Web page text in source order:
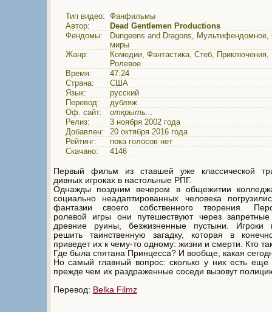
Тип видео: Фанфильмы
Автор:
Dead Gentlemen Productions
Фендомы:
Dungeons and Dragons, Мультифендомное,
миры
Жанр:
Комедии, Фантастика, Стеб, Приключения,
Ролевое
Время:
47:24
Страна:
США
Язык:
русский
Перевод:
дубляж
Оф. сайт:
открыть...
Релиз:
3 ноября 2002 года
Добавлен:
20 октября 2016 года
Рейтинг:
пока голосов нет
Скачано:
4146
Первый фильм из ставшей уже классической
дивных игроках в настольные РПГ.
Однажды поздним вечером в общежитии
социально неадаптированных человека
фантазии своего собственного творения.
ролевой игры они путешествуют через запретные
древние руины, безжизненные пустыни. Игроки
решить таинственную загадку, которая в
приведет их к чему-то одному: жизни и смерти. Кто
Где была спятана Принцесса? И вообще, какая
Но самый главный вопрос: сколько у них есть еще
прежде чем их раздраженные соседи вызовут
Перевод: Belka Filmz